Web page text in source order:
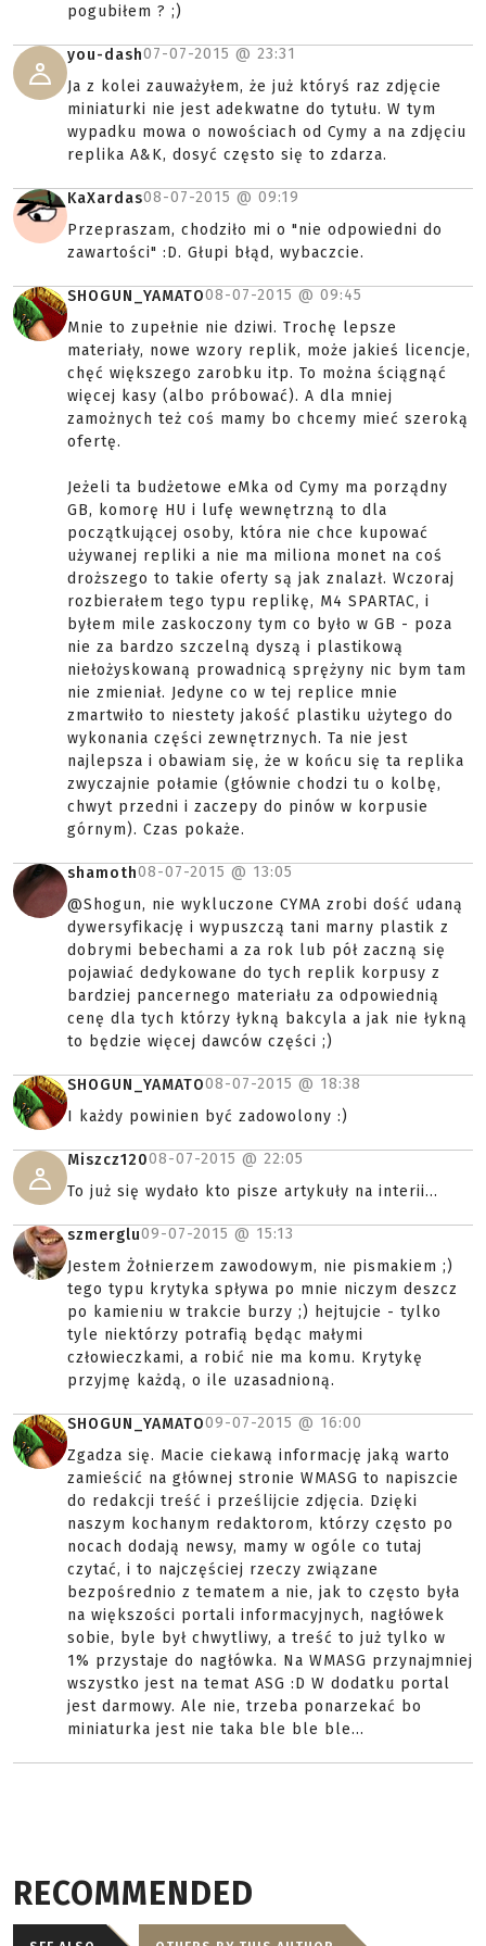
pogubiłem ? ;)
you-dash07-07-2015 @ 23:31
Ja z kolei zauważyłem, że już któryś raz zdjęcie
miniaturki nie jest adekwatne do tytułu. W tym
wypadku mowa o nowościach od Cymy a na zdjęciu
replika A&K, dosyć często się to zdarza.
KaXardas08-07-2015 @ 09:19
Przepraszam, chodziło mi o "nie odpowiedni do
zawartości" :D. Głupi błąd, wybaczcie.
SHOGUN_YAMATO08-07-2015 @ 09:45
Mnie to zupełnie nie dziwi. Trochę lepsze
materiały, nowe wzory replik, może jakieś licencje,
chęć większego zarobku itp. To można ściągnąć
więcej kasy (albo próbować). A dla mniej
zamożnych też coś mamy bo chcemy mieć szeroką
ofertę.
Jeżeli ta budżetowe eMka od Cymy ma porządny
GB, komorę HU i lufę wewnętrzną to dla
początkującej osoby, która nie chce kupować
używanej repliki a nie ma miliona monet na coś
droższego to takie oferty są jak znalazł. Wczoraj
rozbierałem tego typu replikę, M4 SPARTAC, i
byłem mile zaskoczony tym co było w GB - poza
nie za bardzo szczelną dyszą i plastikową
niełożyskowaną prowadnicą sprężyny nic bym tam
nie zmieniał. Jedyne co w tej replice mnie
zmartwiło to niestety jakość plastiku użytego do
wykonania części zewnętrznych. Ta nie jest
najlepsza i obawiam się, że w końcu się ta replika
zwyczajnie połamie (głównie chodzi tu o kolbę,
chwyt przedni i zaczepy do pinów w korpusie
górnym). Czas pokaże.
shamoth08-07-2015 @ 13:05
@Shogun, nie wykluczone CYMA zrobi dość udaną
dywersyfikację i wypuszczą tani marny plastik z
dobrymi bebechami a za rok lub pół zaczną się
pojawiać dedykowane do tych replik korpusy z
bardziej pancernego materiału za odpowiednią
cenę dla tych którzy łykną bakcyla a jak nie łykną
to będzie więcej dawców części ;)
SHOGUN_YAMATO08-07-2015 @ 18:38
I każdy powinien być zadowolony :)
Miszcz12008-07-2015 @ 22:05
To już się wydało kto pisze artykuły na interii...
szmerglu09-07-2015 @ 15:13
Jestem Żołnierzem zawodowym, nie pismakiem ;)
tego typu krytyka spływa po mnie niczym deszcz
po kamieniu w trakcie burzy ;) hejtujcie - tylko
tyle niektórzy potrafią będąc małymi
człowieczkami, a robić nie ma komu. Krytykę
przyjmę każdą, o ile uzasadnioną.
SHOGUN_YAMATO09-07-2015 @ 16:00
Zgadza się. Macie ciekawą informację jaką warto
zamieścić na głównej stronie WMASG to napiszcie
do redakcji treść i prześlijcie zdjęcia. Dzięki
naszym kochanym redaktorom, którzy często po
nocach dodają newsy, mamy w ogóle co tutaj
czytać, i to najczęściej rzeczy związane
bezpośrednio z tematem a nie, jak to często była
na większości portali informacyjnych, nagłówek
sobie, byle był chwytliwy, a treść to już tylko w
1% przystaje do nagłówka. Na WMASG przynajmniej
wszystko jest na temat ASG :D W dodatku portal
jest darmowy. Ale nie, trzeba ponarzekać bo
miniaturka jest nie taka ble ble ble...
RECOMMENDED